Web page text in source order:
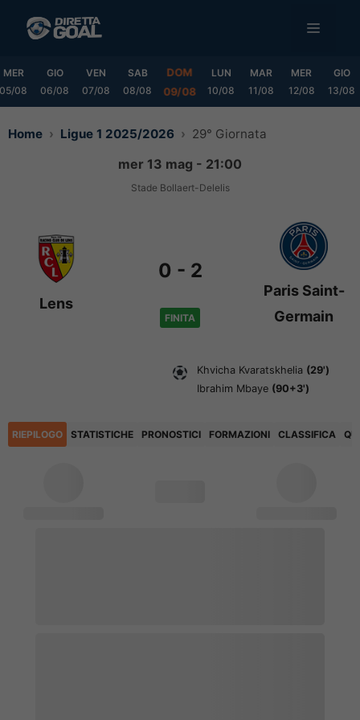
MENU
MER
05/08
GIO
06/08
VEN
07/08
SAB
08/08
DOM
09/08
LUN
10/08
MAR
11/08
MER
12/08
GIO
13/08
Home Ligue 1 2025/2026 29° Giornata
mer 13 mag - 21:00
Stade Bollaert-Delelis
Lens
0 - 2
FINITA
Paris Saint-
Germain
Khvicha Kvaratskhelia (29')
Ibrahim Mbaye (90+3')
RIEPILOGO STATISTICHE PRONOSTICI FORMAZIONI CLASSIFICA